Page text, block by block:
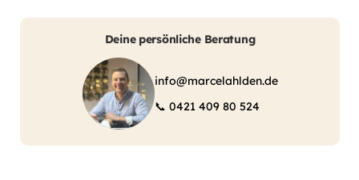
Deine persönliche Beratung
info@marcelahlden.de
📞 0421 409 80 524